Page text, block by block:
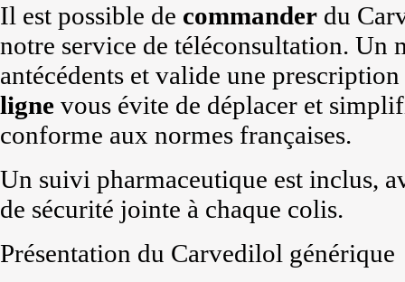
Il est possible de commander du
notre service de téléconsultation. Un
antécédents et valide une
ligne vous évite de déplacer et
conforme aux normes françaises.
Un suivi pharmaceutique est inclus,
de sécurité jointe à chaque colis.
Présentation du Carvedilol générique